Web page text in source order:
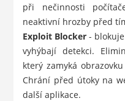
při nečinnosti
neaktivní hrozby před
Exploit Blocker -
vyhýbají detekci.
který zamyká
Chrání před útoky na
další aplikace.